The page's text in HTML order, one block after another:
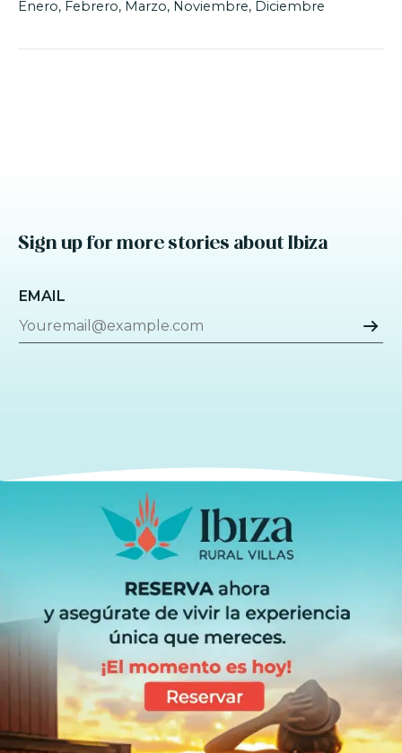
Enero, Febrero, Marzo, Noviembre, Diciembre
Sign up for more stories about Ibiza
EMAIL